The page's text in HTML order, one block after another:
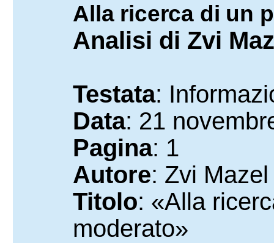
Alla ricerca di un
Analisi di Zvi
Testata:
Data: 21
Pagina: 1
Autore: Zvi Mazel
Titolo: «Alla
moderato»